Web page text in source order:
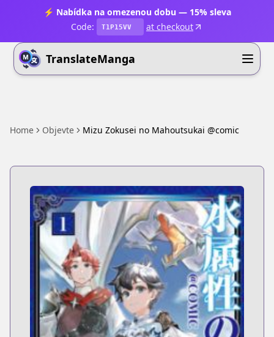
⚡ Nabídka na omezenou dobu — 15% sleva
Code:
T1P15VV at checkout
TranslateManga
Home Objevte Mizu Zokusei no Mahoutsukai @comic